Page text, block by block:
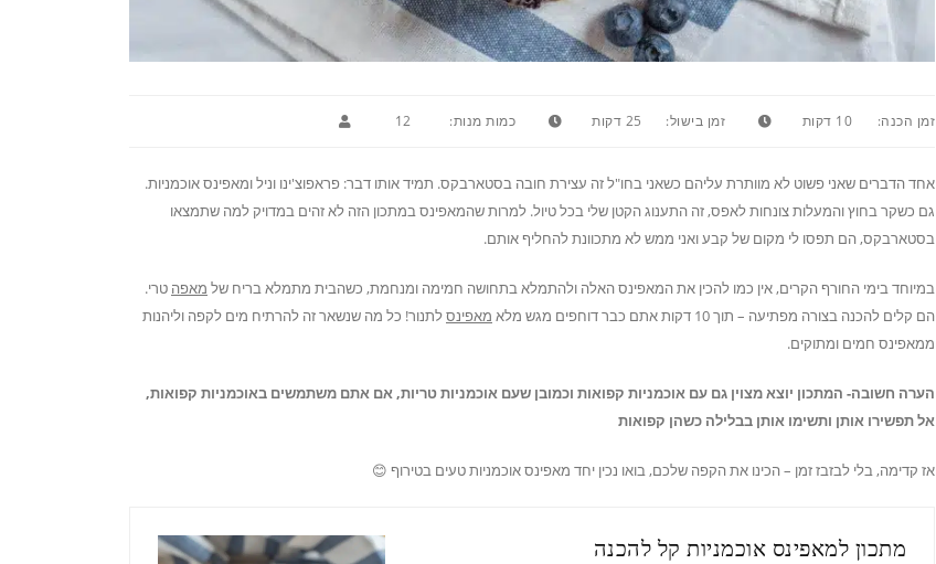
זמן הכנה: 10 דקות זמן בישול: 25 דקות כמות מנות: 12
אחד הדברים שאני פשוט לא מוותרת עליהם כשאני בחו"ל זה עצירת חובה בסטארבקס. תמיד אותו דבר: פראפוצ'ינו וניל ומאפינס אוכמניות.
גם כשקר בחוץ והמעלות צונחות לאפס, זה התענוג הקטן שלי בכל טיול. למרות שהמאפינס במתכון הזה לא זהים במדויק למה שתמצאו
בסטארבקס, הם תפסו לי מקום של קבע ואני ממש לא מתכוונת להחליף אותם.
במיוחד בימי החורף הקרים, אין כמו להכין את המאפינס האלה ולהתמלא בתחושה חמימה ומנחמת, כשהבית מתמלא בריח של מאפה טרי.
הם קלים להכנה בצורה מפתיעה – תוך 10 דקות אתם כבר דוחפים מגש מלא
מאפינסלתנור! כל מה שנשאר זה להרתיח מים לקפה וליהנות
ממאפינס חמים ומתוקים.
הערה חשובה- המתכון יוצא מצוין גם עם אוכמניות קפואות וכמובן שעם אוכמניות טריות, אם אתם משתמשים באוכמניות קפואות,
אל תפשירו אותן ותשימו אותן בבלילה כשהן קפואות
אז קדימה, בלי לבזבז זמן – הכינו את הקפה שלכם, בואו נכין יחד מאפינס אוכמניות טעים בטירוף 😊
מתכון למאפינס אוכמניות קל להכנה